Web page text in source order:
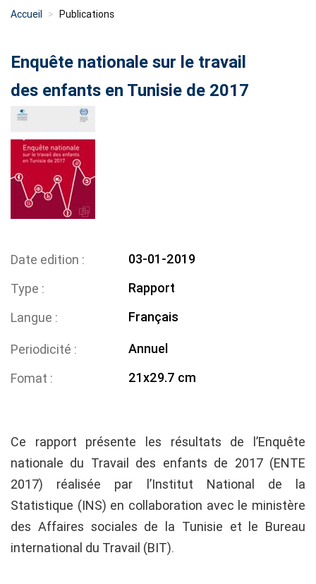
Accueil Publications
Enquête nationale sur le travail
des enfants en Tunisie de 2017
Date edition
03-01-2019
Type
Rapport
Langue
Français
Periodicité
Annuel
Fomat
21x29.7 cm
Ce rapport présente les résultats de l’Enquête
nationale du Travail des enfants de 2017 (ENTE
2017) réalisée par l’Institut National de la
Statistique (INS) en collaboration avec le ministère
des Affaires sociales de la Tunisie et le Bureau
international du Travail (BIT).